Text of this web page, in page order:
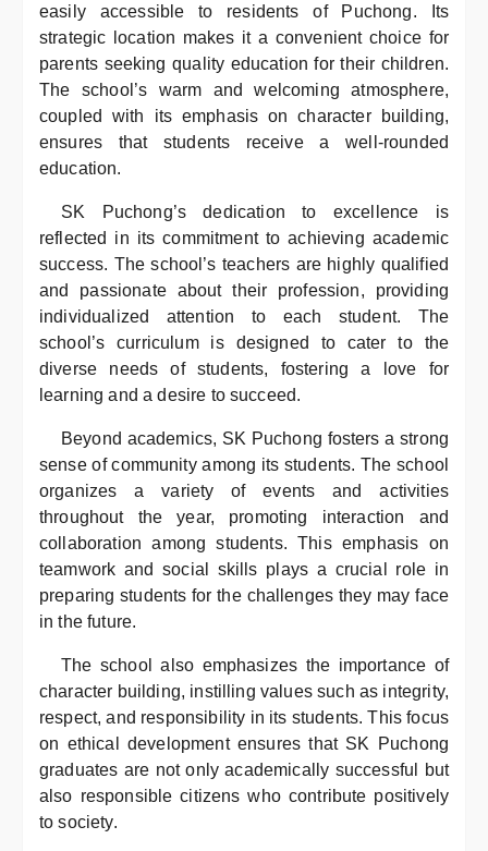
easily accessible to residents of Puchong. Its
strategic location makes it a convenient choice for
parents seeking quality education for their children.
The school’s warm and welcoming atmosphere,
coupled with its emphasis on character building,
ensures that students receive a well-rounded
education.
SK Puchong’s dedication to excellence is
reflected in its commitment to achieving academic
success. The school’s teachers are highly qualified
and passionate about their profession, providing
individualized attention to each student. The
school’s curriculum is designed to cater to the
diverse needs of students, fostering a love for
learning and a desire to succeed.
Beyond academics, SK Puchong fosters a strong
sense of community among its students. The school
organizes a variety of events and activities
throughout the year, promoting interaction and
collaboration among students. This emphasis on
teamwork and social skills plays a crucial role in
preparing students for the challenges they may face
in the future.
The school also emphasizes the importance of
character building, instilling values such as integrity,
respect, and responsibility in its students. This focus
on ethical development ensures that SK Puchong
graduates are not only academically successful but
also responsible citizens who contribute positively
to society.